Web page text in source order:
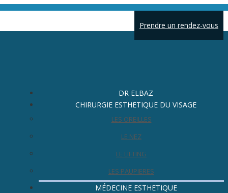
Prendre un rendez-vous
DR ELBAZ
CHIRURGIE ESTHETIQUE DU VISAGE
LES OREILLES
LE NEZ
LE LIFTING
LES PAUPIERES
MÉDECINE ESTHETIQUE